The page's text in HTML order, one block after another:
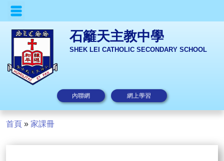
石籬天主教中學
SHEK LEI CATHOLIC SECONDARY SCHOOL
內聯網 網上學習
首頁 » 家課冊